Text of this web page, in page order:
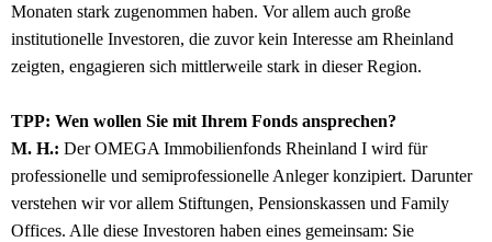
Monaten stark zugenommen haben. Vor allem auch große
institutionelle Investoren, die zuvor kein Interesse am Rheinland
zeigten, engagieren sich mittlerweile stark in dieser Region.
TPP: Wen wollen Sie mit Ihrem Fonds ansprechen?
M. H.: Der OMEGA Immobilienfonds Rheinland I wird für
professionelle und semiprofessionelle Anleger konzipiert. Darunter
verstehen wir vor allem Stiftungen, Pensionskassen und Family
Offices. Alle diese Investoren haben eines gemeinsam: Sie